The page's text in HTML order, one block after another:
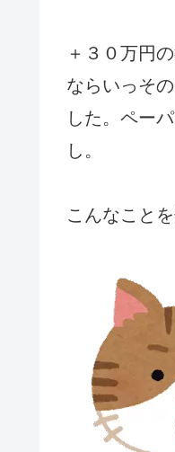
＋３０万円
ならいっそ
した。ペー
し。
こんなこと